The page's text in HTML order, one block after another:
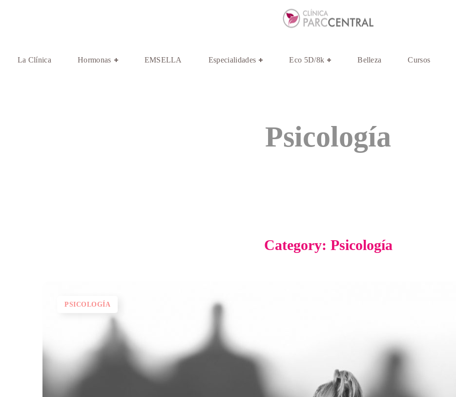
La Clínica Hormonas EMSELLA Especialidades Eco 5D/8k Belleza Cursos
Psicología
Category: Psicología
PSICOLOGÍA